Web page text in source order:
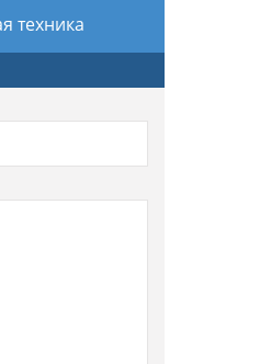
техника
и обихода